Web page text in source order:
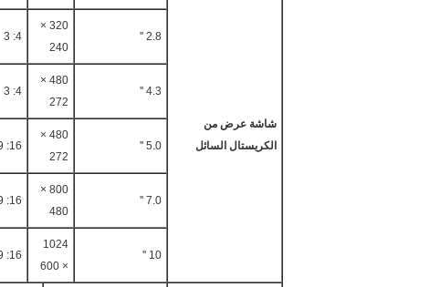
شاشة عرض من
الكريستال السائل
2.8 ''
320 ×
240
4: 3
4.3 ''
480 ×
272
4: 3
5.0 ''
480 ×
272
16: 9
7.0 ''
800 ×
480
16: 9
10 ''
1024
× 600
16: 9